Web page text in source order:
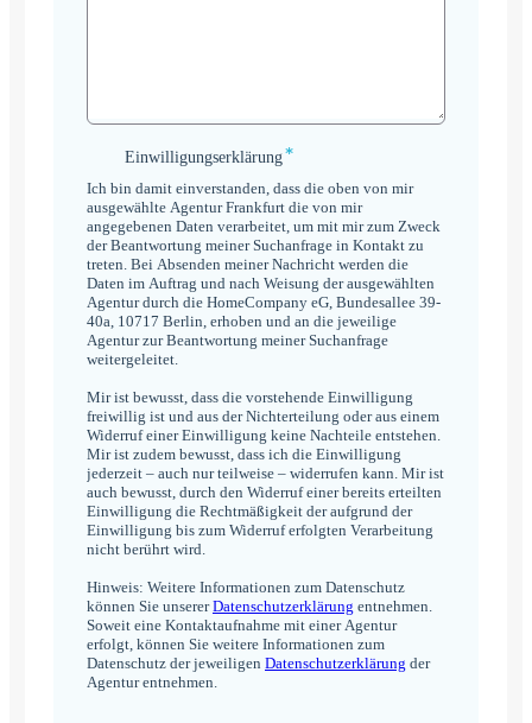
Einwilligungserklärung
Einwilligungserklärung*
Ich bin damit einverstanden, dass die oben von mir
ausgewählte Agentur Frankfurt die von mir
angegebenen Daten verarbeitet, um mit mir zum Zweck
der Beantwortung meiner Suchanfrage in Kontakt zu
treten. Bei Absenden meiner Nachricht werden die
Daten im Auftrag und nach Weisung der ausgewählten
Agentur durch die HomeCompany eG, Bundesallee 39-
40a, 10717 Berlin, erhoben und an die jeweilige
Agentur zur Beantwortung meiner Suchanfrage
weitergeleitet.
Mir ist bewusst, dass die vorstehende Einwilligung
freiwillig ist und aus der Nichterteilung oder aus einem
Widerruf einer Einwilligung keine Nachteile entstehen.
Mir ist zudem bewusst, dass ich die Einwilligung
jederzeit – auch nur teilweise – widerrufen kann. Mir ist
auch bewusst, durch den Widerruf einer bereits erteilten
Einwilligung die Rechtmäßigkeit der aufgrund der
Einwilligung bis zum Widerruf erfolgten Verarbeitung
nicht berührt wird.
Hinweis: Weitere Informationen zum Datenschutz
können Sie unsererDatenschutzerklärung entnehmen.
Soweit eine Kontaktaufnahme mit einer Agentur
erfolgt, können Sie weitere Informationen zum
Datenschutz der jeweiligen Datenschutzerklärung der
Agentur entnehmen.